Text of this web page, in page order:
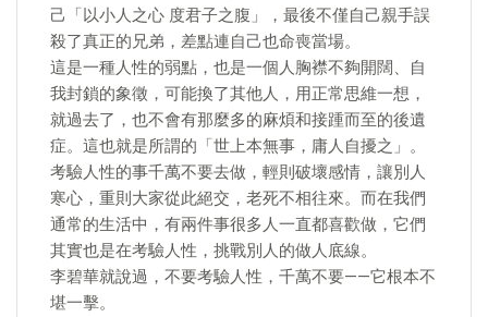
己「以小人之心 度君子之腹」，最後不僅自己親手誤
殺了真正的兄弟，差點連自己也命喪當場。
這是一種人性的弱點，也是一個人胸襟不夠開闊、自
我封鎖的象徵，可能換了其他人，用正常思維一想，
就過去了，也不會有那麼多的麻煩和接踵而至的後遺
症。這也就是所謂的「世上本無事，庸人自擾之」。
考驗人性的事千萬不要去做，輕則破壞感情，讓別人
寒心，重則大家從此絕交，老死不相往來。而在我們
通常的生活中，有兩件事很多人一直都喜歡做，它們
其實也是在考驗人性，挑戰別人的做人底線。
李碧華就說過，不要考驗人性，千萬不要——它根本不
堪一擊。